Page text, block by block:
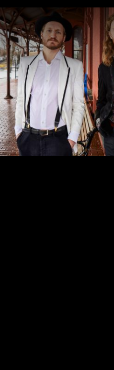
The Lumineers
Home News Musik
Pressebilder 2022